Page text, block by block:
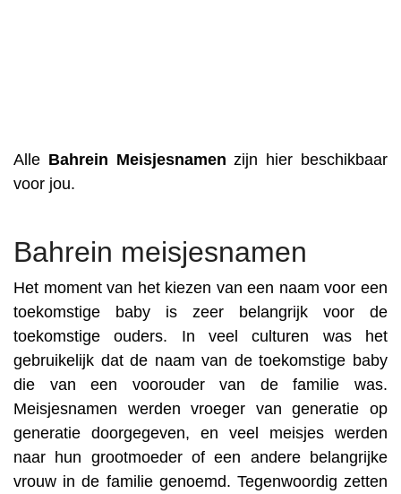
Alle Bahrein Meisjesnamen zijn hier beschikbaar
voor jou.
Bahrein meisjesnamen
Het moment van het kiezen van een naam voor een
toekomstige baby is zeer belangrijk voor de
toekomstige ouders. In veel culturen was het
gebruikelijk dat de naam van de toekomstige baby
die van een voorouder van de familie was.
Meisjesnamen werden vroeger van generatie op
generatie doorgegeven, en veel meisjes werden
naar hun grootmoeder of een andere belangrijke
vrouw in de familie genoemd. Tegenwoordig zetten